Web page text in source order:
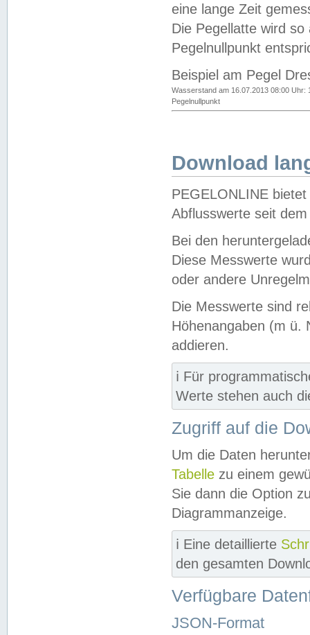
eine lange Zeit
Die Pegellatte wird
Pegelnullpunkt
Beispiel am Pegel
Wasserstand am 16.07.2013 08:00 Uhr:
Pegelnullpunkt
Download
PEGELONLINE
Abflusswerte seit
Bei den
Diese Messwerte
oder andere
Die Messwerte sind
Höhenangaben (m ü.
addieren.
ℹ️ Für
Werte stehen auch
Zugriff auf die
Um die Daten
Tabelle zu einem
Sie dann die Option
Diagrammanzeige.
ℹ️ Eine detaillierte
den gesamten
Verfügbare
JSON-Format